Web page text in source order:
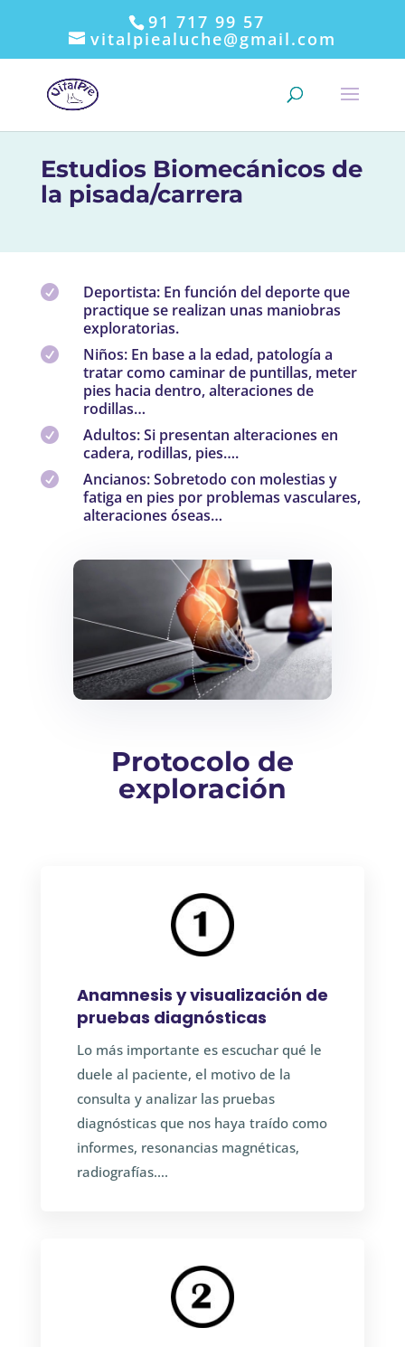
91 717 99 57
vitalpiealuche@gmail.com
Estudios Biomecánicos de
la pisada/carrera

Deportista: En función del deporte que
practique se realizan unas maniobras
exploratorias.

Niños: En base a la edad, patología a
tratar como caminar de puntillas, meter
pies hacia dentro, alteraciones de
rodillas…

Adultos: Si presentan alteraciones en
cadera, rodillas, pies….

Ancianos: Sobretodo con molestias y
fatiga en pies por problemas vasculares,
alteraciones óseas…
Protocolo de
exploración
Anamnesis y visualización de
pruebas diagnósticas
Lo más importante es escuchar qué le
duele al paciente, el motivo de la
consulta y analizar las pruebas
diagnósticas que nos haya traído como
informes, resonancias magnéticas,
radiografías….